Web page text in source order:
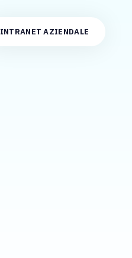
INTRANET AZIENDALE